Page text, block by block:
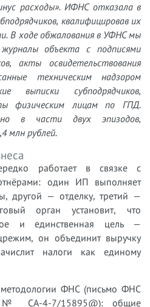
расходы». ИФНС отказала в
квалифицировав их
В ходе обжалования в УФНС мы
объекта с подписями
акты освидетельствования
техническим надзором
выписки субподрядчиков,
физическим лицам по ГПД.
в части двух эпизодов,
млн рублей.
работает в связке с
один ИП выполняет
другой — отделку, третий —
орган установит, что
и единственная цель —
он объединит выручку
налоги как единому
ФНС (письмо ФНС
№ СА-4-7/15895@): общие